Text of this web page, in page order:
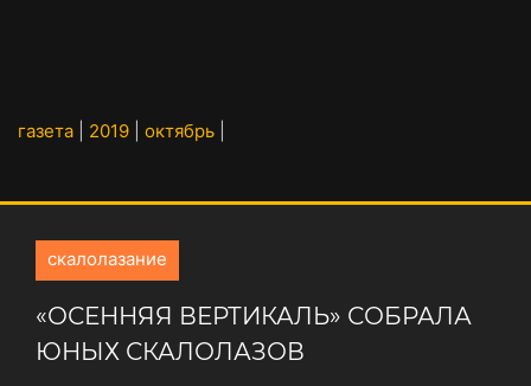
газета 2019 октябрь
скалолазание
«ОСЕННЯЯ ВЕРТИКАЛЬ» СОБРАЛА
ЮНЫХ СКАЛОЛАЗОВ